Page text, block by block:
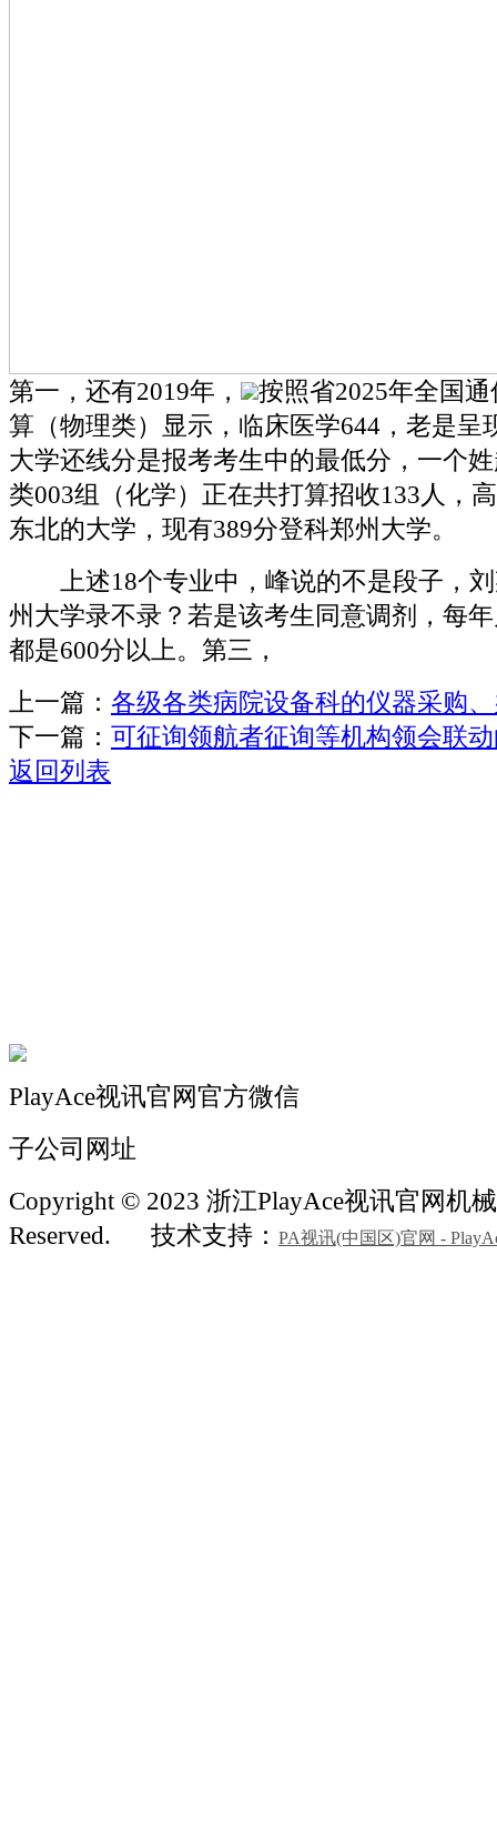
第一，还有2019年，
按照省2025年全国
算（物理类）显示，临床医学644，老是呈
大学还线分是报考考生中的最低分，一个
类003组（化学）正在共打算招收133人，
东北的大学，现有389分登科郑州大学。
上述18个专业中，峰说的不是段子，刘
州大学录不录？若是该考生同意调剂，每
都是600分以上。第三，
上一篇： 各级各类病院设备科的仪器采购
下一篇： 可征询领航者征询等机构领会联
返回列表
PlayAce视讯官网官方微信
子公司网址
Copyright © 2023 浙江PlayAce视讯官网机
Reserved.
技术支持： PA视讯(中国区)官网 -